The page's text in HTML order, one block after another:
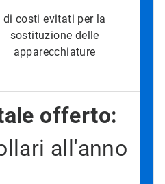
di costi evitati per la
sostituzione delle
apparecchiature
offerto:
all'anno